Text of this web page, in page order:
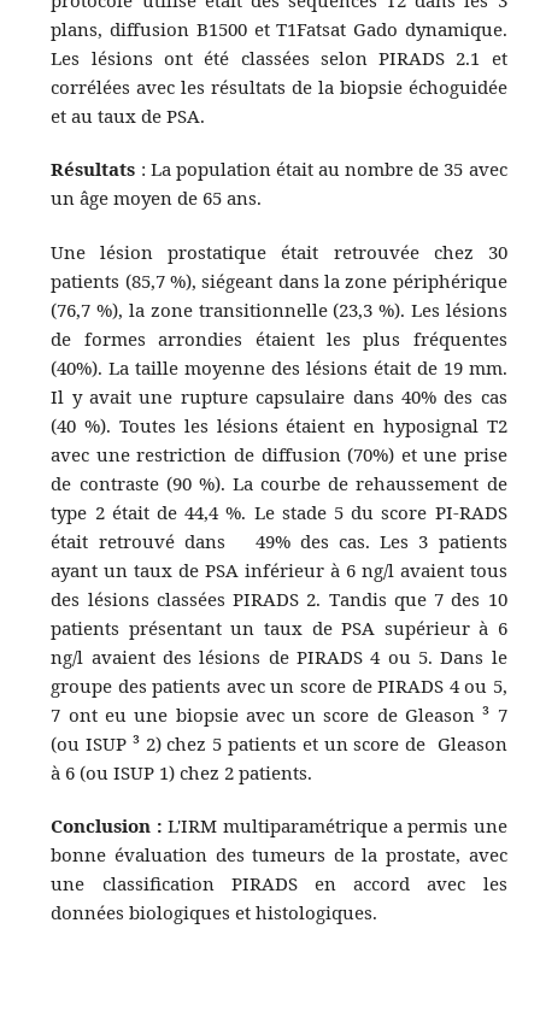
plans, diffusion B1500 et T1Fatsat Gado dynamique.
Les lésions ont été classées selon PIRADS 2.1 et
corrélées avec les résultats de la biopsie échoguidée
et au taux de PSA.
Résultats : La population était au nombre de 35 avec
un âge moyen de 65 ans.
Une lésion prostatique était retrouvée chez 30
patients (85,7 %), siégeant dans la zone périphérique
(76,7 %), la zone transitionnelle (23,3 %). Les lésions
de formes arrondies étaient les plus fréquentes
(40%). La taille moyenne des lésions était de 19 mm.
Il y avait une rupture capsulaire dans 40% des cas
(40 %). Toutes les lésions étaient en hyposignal T2
avec une restriction de diffusion (70%) et une prise
de contraste (90 %). La courbe de rehaussement de
type 2 était de 44,4 %. Le stade 5 du score PI-RADS
était retrouvé dans 49% des cas. Les 3 patients
ayant un taux de PSA inférieur à 6 ng/l avaient tous
des lésions classées PIRADS 2. Tandis que 7 des 10
patients présentant un taux de PSA supérieur à 6
ng/l avaient des lésions de PIRADS 4 ou 5. Dans le
groupe des patients avec un score de PIRADS 4 ou 5,
7 ont eu une biopsie avec un score de Gleason ³ 7
(ou ISUP ³ 2) chez 5 patients et un score de Gleason
à 6 (ou ISUP 1) chez 2 patients.
Conclusion :L'IRM multiparamétrique a permis une
bonne évaluation des tumeurs de la prostate, avec
une classification PIRADS en accord avec les
données biologiques et histologiques.